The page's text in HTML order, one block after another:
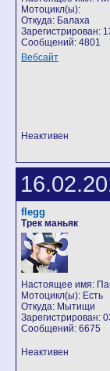
Мотоцикл(ы):
Откуда: Балаха
Зарегистрирован:
Сообщений: 4801
Вебсайт
Неактивен
flegg
Трек маньяк
Настоящее имя:
Мотоцикл(ы): Есть
Откуда: Мытищи
Зарегистрирован:
Сообщений: 6675
Неактивен